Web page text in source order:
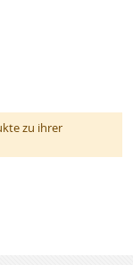
zu ihrer